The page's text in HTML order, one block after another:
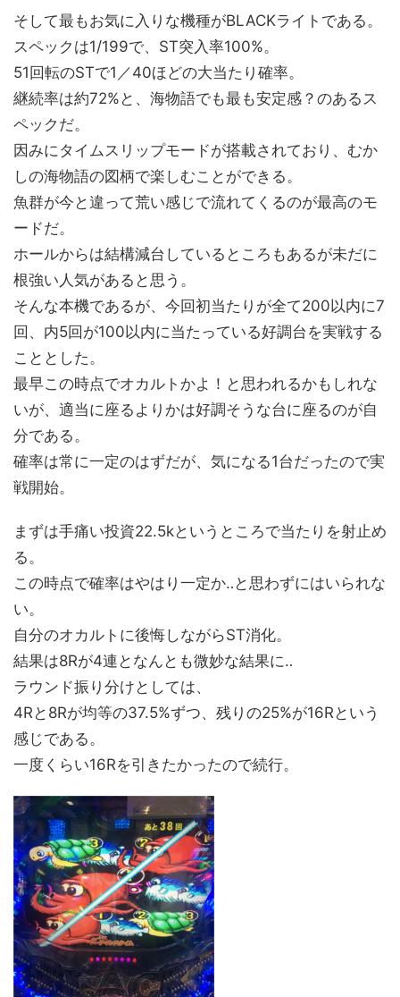
そして最もお気に入りな機種がBLACKライトである。
スペックは1/199で、ST突入率100%。
51回転のSTで1／40ほどの大当たり確率。
継続率は約72%と、海物語でも最も安定感？のあるス
ペックだ。
因みにタイムスリップモードが搭載されており、むか
しの海物語の図柄で楽しむことができる。
魚群が今と違って荒い感じで流れてくるのが最高のモ
ードだ。
ホールからは結構減台しているところもあるが未だに
根強い人気があると思う。
そんな本機であるが、今回初当たりが全て200以内に7
回、内5回が100以内に当たっている好調台を実戦する
こととした。
最早この時点でオカルトかよ！と思われるかもしれな
いが、適当に座るよりかは好調そうな台に座るのが自
分である。
確率は常に一定のはずだが、気になる1台だったので実
戦開始。
まずは手痛い投資22.5kというところで当たりを射止め
る。
この時点で確率はやはり一定か‥と思わずにはいられな
い。
自分のオカルトに後悔しながらST消化。
結果は8Rが4連となんとも微妙な結果に‥
ラウンド振り分けとしては、
4Rと8Rが均等の37.5%ずつ、残りの25%が16Rという
感じである。
一度くらい16Rを引きたかったので続行。